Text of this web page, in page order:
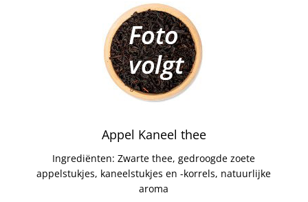
Appel Kaneel thee
Ingrediënten: Zwarte thee, gedroogde zoete
appelstukjes, kaneelstukjes en -korrels, natuurlijke
aroma